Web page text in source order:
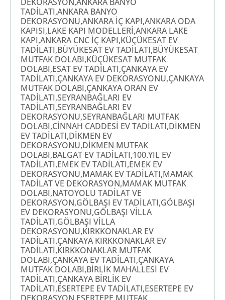
TADİLATI,ANKARA BANYO
DEKORASYONU,ANKARA İÇ KAPI,ANKARA ODA
KAPISI,LAKE KAPI MODELLERİ,ANKARA LAKE
KAPI,ANKARA CNC İÇ KAPI,KÜÇÜKESAT EV
TADİLATI,BÜYÜKESAT EV TADİLATI,BÜYÜKESAT
MUTFAK DOLABI,KÜÇÜKESAT MUTFAK
DOLABI,ESAT EV TADİLATI,ÇANKAYA EV
TADİLATI,ÇANKAYA EV DEKORASYONU,ÇANKAYA
MUTFAK DOLABI,ÇANKAYA ORAN EV
TADİLATI,SEYRANBAĞLARI EV
TADİLATI,SEYRANBAĞLARI EV
DEKORASYONU,SEYRANBAĞLARI MUTFAK
DOLABI,CİNNAH CADDESİ EV TADİLATI,DİKMEN
EV TADİLATI,DİKMEN EV
DEKORASYONU,DİKMEN MUTFAK
DOLABI,BALGAT EV TADİLATI,100.YIL EV
TADİLATI,EMEK EV TADİLATI,EMEK EV
DEKORASYONU,MAMAK EV TADİLATI,MAMAK
TADİLAT VE DEKORASYON,MAMAK MUTFAK
DOLABI,NATOYOLU TADİLAT VE
DEKORASYON,GÖLBAŞI EV TADİLATI,GÖLBAŞI
EV DEKORASYONU,GÖLBAŞI VİLLA
TADİLATI,GÖLBAŞI VİLLA
DEKORASYONU,KIRKKONAKLAR EV
TADİLATI.ÇANKAYA KIRKKONAKLAR EV
TADİLATİ,KIRKKONAKLAR MUTFAK
DOLABI,ÇANKAYA EV TADİLATI,ÇANKAYA
MUTFAK DOLABI,BİRLİK MAHALLESİ EV
TADİLATI,ÇANKAYA BİRLİK EV
TADİLATI,ESERTEPE EV TADİLATI,ESERTEPE EV